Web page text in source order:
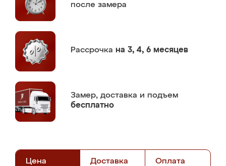
после замера
Рассрочка на 3, 4, 6 месяцев
Замер, доставка и подъем
бесплатно
Цена Доставка Оплата